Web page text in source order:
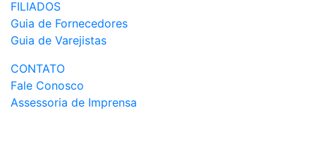
FILIADOS
Guia de Fornecedores
Guia de Varejistas
CONTATO
Fale Conosco
Assessoria de Imprensa